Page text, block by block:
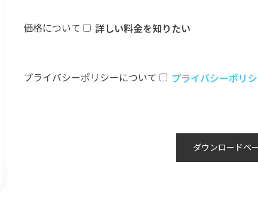
価格について 詳しい料金を知りたい
プライバシーポリシーについて プライバシーポリ